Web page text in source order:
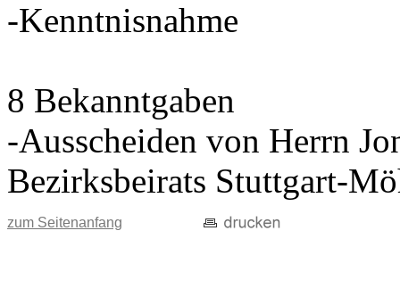
-Kenntnisnahme
8 Bekanntgaben
-Ausscheiden von Herrn
Bezirksbeirats Stuttgart-
zum Seitenanfang